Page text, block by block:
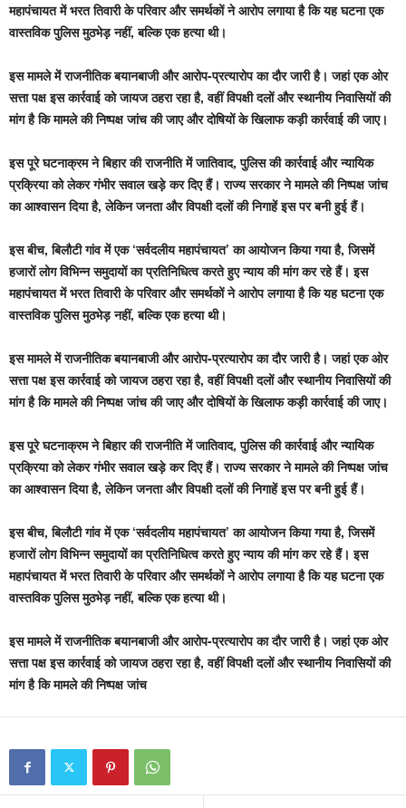
महापंचायत में भरत तिवारी के परिवार और समर्थकों ने आरोप लगाया है कि यह घटना एक
वास्तविक पुलिस मुठभेड़ नहीं, बल्कि एक हत्या थी।
इस मामले में राजनीतिक बयानबाजी और आरोप-प्रत्यारोप का दौर जारी है। जहां एक ओर
सत्ता पक्ष इस कार्रवाई को जायज ठहरा रहा है, वहीं विपक्षी दलों और स्थानीय निवासियों की
मांग है कि मामले की निष्पक्ष जांच की जाए और दोषियों के खिलाफ कड़ी कार्रवाई की जाए।
इस पूरे घटनाक्रम ने बिहार की राजनीति में जातिवाद, पुलिस की कार्रवाई और न्यायिक
प्रक्रिया को लेकर गंभीर सवाल खड़े कर दिए हैं। राज्य सरकार ने मामले की निष्पक्ष जांच
का आश्वासन दिया है, लेकिन जनता और विपक्षी दलों की निगाहें इस पर बनी हुई हैं।
इस बीच, बिलौटी गांव में एक ‘सर्वदलीय महापंचायत’ का आयोजन किया गया है, जिसमें
हजारों लोग विभिन्न समुदायों का प्रतिनिधित्व करते हुए न्याय की मांग कर रहे हैं। इस
महापंचायत में भरत तिवारी के परिवार और समर्थकों ने आरोप लगाया है कि यह घटना एक
वास्तविक पुलिस मुठभेड़ नहीं, बल्कि एक हत्या थी।
इस मामले में राजनीतिक बयानबाजी और आरोप-प्रत्यारोप का दौर जारी है। जहां एक ओर
सत्ता पक्ष इस कार्रवाई को जायज ठहरा रहा है, वहीं विपक्षी दलों और स्थानीय निवासियों की
मांग है कि मामले की निष्पक्ष जांच की जाए और दोषियों के खिलाफ कड़ी कार्रवाई की जाए।
इस पूरे घटनाक्रम ने बिहार की राजनीति में जातिवाद, पुलिस की कार्रवाई और न्यायिक
प्रक्रिया को लेकर गंभीर सवाल खड़े कर दिए हैं। राज्य सरकार ने मामले की निष्पक्ष जांच
का आश्वासन दिया है, लेकिन जनता और विपक्षी दलों की निगाहें इस पर बनी हुई हैं।
इस बीच, बिलौटी गांव में एक ‘सर्वदलीय महापंचायत’ का आयोजन किया गया है, जिसमें
हजारों लोग विभिन्न समुदायों का प्रतिनिधित्व करते हुए न्याय की मांग कर रहे हैं। इस
महापंचायत में भरत तिवारी के परिवार और समर्थकों ने आरोप लगाया है कि यह घटना एक
वास्तविक पुलिस मुठभेड़ नहीं, बल्कि एक हत्या थी।
इस मामले में राजनीतिक बयानबाजी और आरोप-प्रत्यारोप का दौर जारी है। जहां एक ओर
सत्ता पक्ष इस कार्रवाई को जायज ठहरा रहा है, वहीं विपक्षी दलों और स्थानीय निवासियों की
मांग है कि मामले की निष्पक्ष जांच